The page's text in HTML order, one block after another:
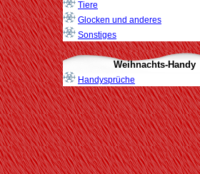
Tiere
Glocken und anderes
Sonstiges
Weihnachts-Handy
Handysprüche